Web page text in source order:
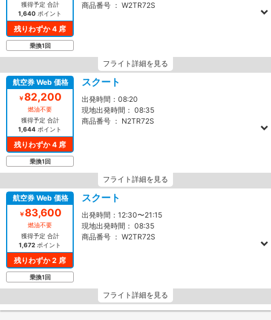
獲得予定 合計
1,640 ポイント
残りわずか 4 席
乗換1回
商品番号 ： W2TR72S
フライト詳細を見る
航空券 Web 価格
￥82,200
燃油不要
獲得予定 合計
1,644 ポイント
残りわずか 4 席
乗換1回
スクート
出発時間： 08:20
現地出発時間： 08:35
商品番号 ： N2TR72S
フライト詳細を見る
航空券 Web 価格
￥83,600
燃油不要
獲得予定 合計
1,672 ポイント
残りわずか 2 席
乗換1回
スクート
出発時間： 12:30〜21:15
現地出発時間： 08:35
商品番号 ： W2TR72S
フライト詳細を見る